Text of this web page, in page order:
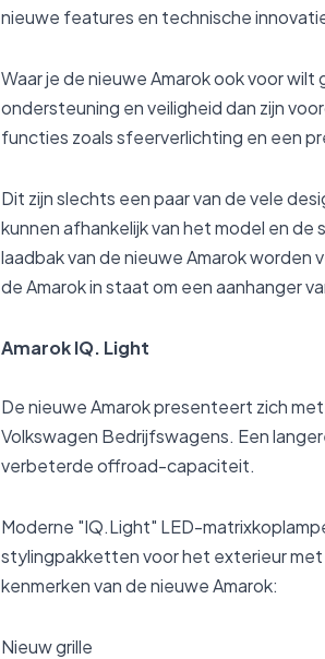
nieuwe features en technische
Waar je de nieuwe Amarok ook voor
ondersteuning en veiligheid dan zijn
functies zoals sfeerverlichting en een
Dit zijn slechts een paar van de vele
kunnen afhankelijk van het model en
laadbak van de nieuwe Amarok
de Amarok in staat om een aanhanger
Amarok IQ. Light
De nieuwe Amarok presenteert zich
Volkswagen Bedrijfswagens. Een
verbeterde offroad-capaciteit.
Moderne "IQ.Light" LED-
stylingpakketten voor het exterieur
kenmerken van de nieuwe Amarok:
Nieuw grille